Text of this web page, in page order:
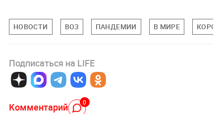
НОВОСТИ ВОЗ ПАНДЕМИИ В МИРЕ
Подписаться на LIFE
Комментарий 0